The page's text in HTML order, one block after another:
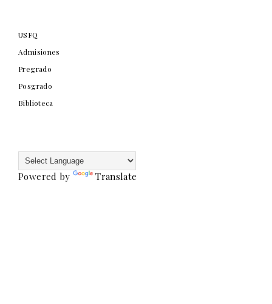
USFQ
Admisiones
Pregrado
Posgrado
Biblioteca
Powered by Translate